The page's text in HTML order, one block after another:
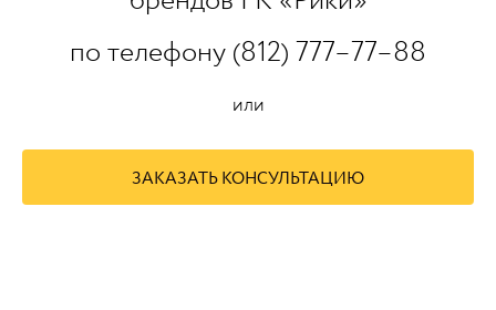
по телефону (812) 777–77–88
или
ЗАКАЗАТЬ КОНСУЛЬТАЦИЮ